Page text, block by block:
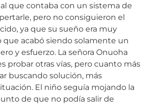
que contaba con un sistema de
pero no consiguieron el
ya que su sueño era muy
que acabó siendo solamente un
y esfuerzo. La señora Onuoha
probar otras vías, pero cuanto más
buscando solución, más
El niño seguía mojando la
de que no podía salir de